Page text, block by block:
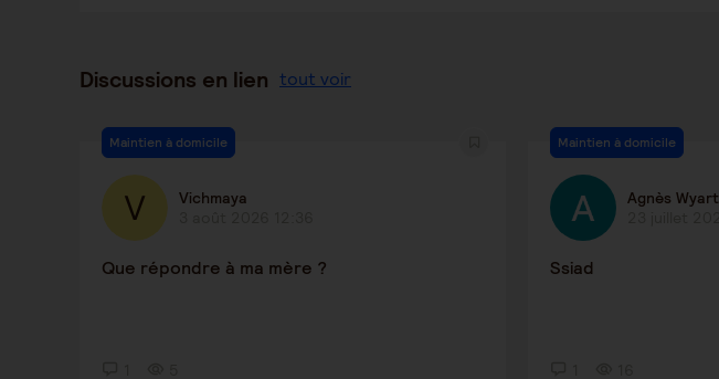
Discussions en lien tout voir
Maintien à domicile
Vichmaya
Que répondre à ma mère ?
Maintien à domicile
Agnès Wyart
Ssiad